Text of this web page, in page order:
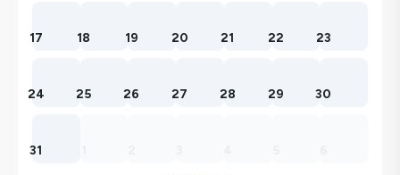
17 18 19 20 21 22 23
24 25 26 27 28 29 30
31